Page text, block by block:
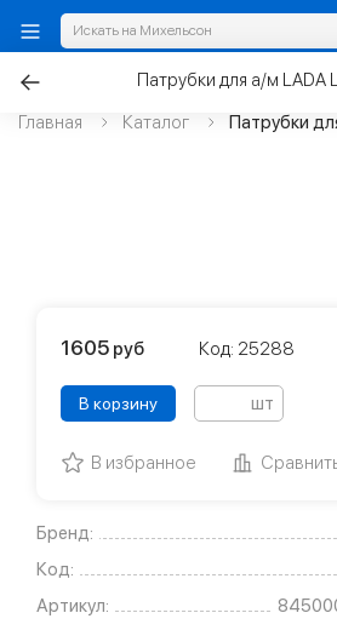
Главная Каталог Патрубки
Бренд:
Код:
Артикул:
1605 руб Код: 25288
В корзину шт
В избранное